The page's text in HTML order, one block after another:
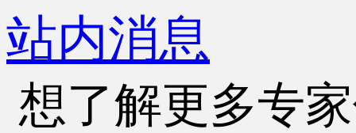
站内消息
想了解更多专